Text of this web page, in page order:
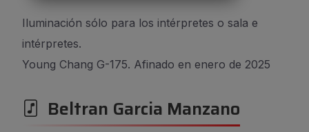
Iluminación sólo para los intérpretes o sala e
intérpretes.
Young Chang G-175. Afinado en enero de 2025
Beltran Garcia Manzano